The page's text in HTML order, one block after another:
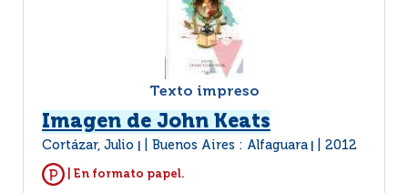
Texto impreso
Imagen de John Keats
Cortázar, Julio Buenos Aires : Alfaguara 2012
| En formato papel.